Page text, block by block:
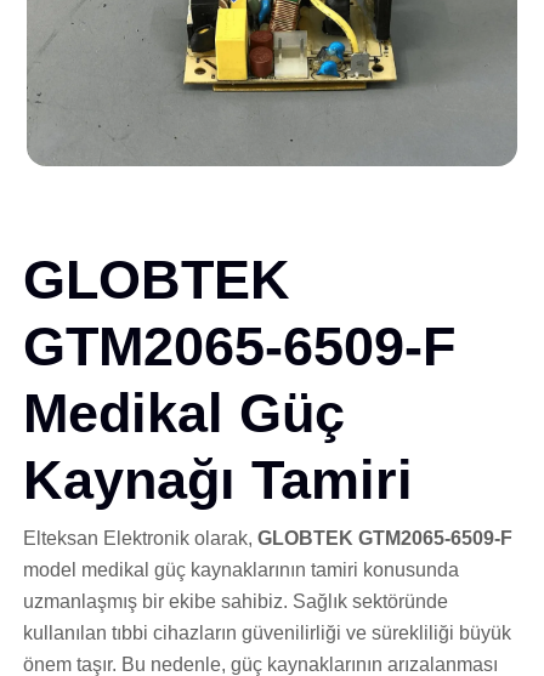
GLOBTEK
GTM2065-6509-F
Medikal Güç
Kaynağı Tamiri
Elteksan Elektronik olarak,GLOBTEK GTM2065-6509-F
model medikal güç kaynaklarının tamiri konusunda
uzmanlaşmış bir ekibe sahibiz. Sağlık sektöründe
kullanılan tıbbi cihazların güvenilirliği ve sürekliliği büyük
önem taşır. Bu nedenle, güç kaynaklarının arızalanması